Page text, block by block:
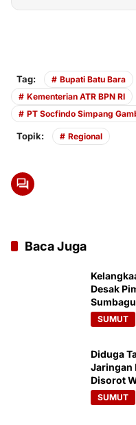
Tag: Bupati Batu Bara
Kementerian ATR BPN RI
PT Socfindo Simpang
Topik: Regional
Baca Juga
Desak
SUMUT
Diduga
Jaringan
Disorot
SUMUT